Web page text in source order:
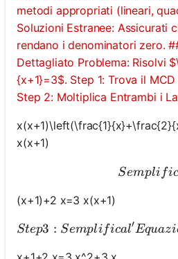
metodi appropriati (lineari,
Soluzioni Estranee: Assicurati
rendano i denominatori zero.
Dettagliato Problema: Risolvi
{x+1}=3$. Step 1: Trova il
Step 2: Moltiplica Entrambi i
x(x+1)
Sempli fic
(x+1)+2 x=3 x(x+1)
Step3 : Semplifical′Equazi